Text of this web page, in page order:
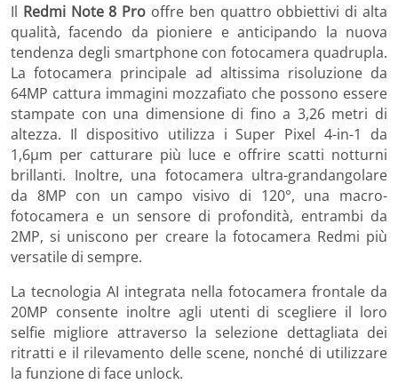
Il Redmi Note 8 Pro offre ben quattro obbiettivi di alta
qualità, facendo da pioniere e anticipando la nuova
tendenza degli smartphone con fotocamera quadrupla.
La fotocamera principale ad altissima risoluzione da
64MP cattura immagini mozzafiato che possono essere
stampate con una dimensione di fino a 3,26 metri di
altezza. Il dispositivo utilizza i Super Pixel 4-in-1 da
1,6μm per catturare più luce e offrire scatti notturni
brillanti. Inoltre, una fotocamera ultra-grandangolare
da 8MP con un campo visivo di 120°, una macro-
fotocamera e un sensore di profondità, entrambi da
2MP, si uniscono per creare la fotocamera Redmi più
versatile di sempre.
La tecnologia AI integrata nella fotocamera frontale da
20MP consente inoltre agli utenti di scegliere il loro
selfie migliore attraverso la selezione dettagliata dei
ritratti e il rilevamento delle scene, nonché di utilizzare
la funzione di face unlock.